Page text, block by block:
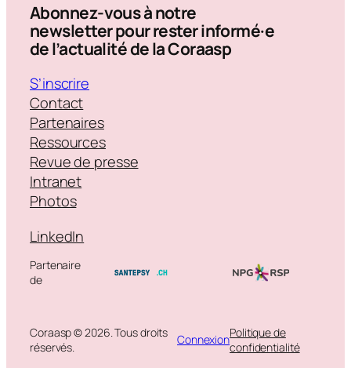
Abonnez-vous à notre
newsletter pour rester informé·e
de l’actualité de la Coraasp
S’inscrire
Contact
Partenaires
Ressources
Revue de presse
Intranet
Photos
LinkedIn
Partenaire
de
Coraasp © 2026. Tous droits
réservés.
ConnexionPolitique de
confidentialité